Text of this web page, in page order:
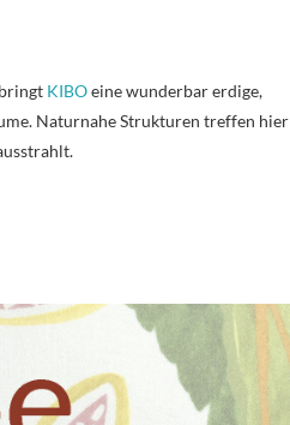
KIBOeine wunderbar erdige,
Naturnahe Strukturen treffen hier